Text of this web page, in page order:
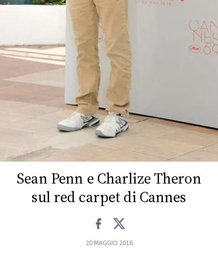
TV
PRINCIPATO
MONACO
CONSIGLIA
Sean Penn e Charlize Theron
sul red carpet di Cannes
20 MAGGIO 2016